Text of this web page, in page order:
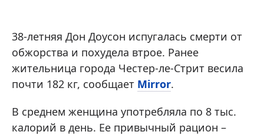
38-летняя Дон Доусон испугалась смерти от
обжорства и похудела втрое. Ранее
жительница города Честер-ле-Стрит весила
почти 182 кг, сообщает Mirror.
В среднем женщина употребляла по 8 тыс.
калорий в день. Ее привычный рацион –